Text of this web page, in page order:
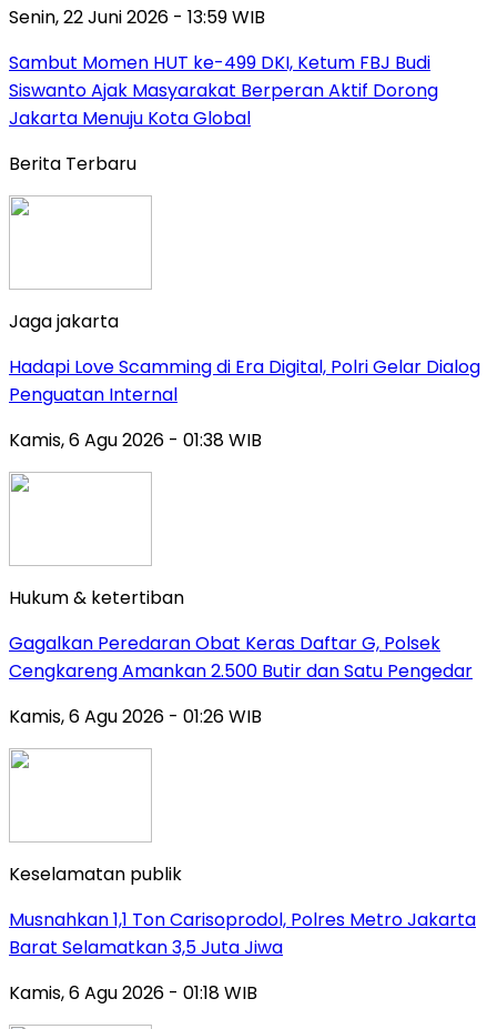
Senin, 22 Juni 2026 - 13:59 WIB
Sambut Momen HUT ke-499 DKI, Ketum FBJ Budi
Siswanto Ajak Masyarakat Berperan Aktif Dorong
Jakarta Menuju Kota Global
Berita Terbaru
Jaga jakarta
Hadapi Love Scamming di Era Digital, Polri Gelar Dialog
Penguatan Internal
Kamis, 6 Agu 2026 - 01:38 WIB
Hukum & ketertiban
Gagalkan Peredaran Obat Keras Daftar G, Polsek
Cengkareng Amankan 2.500 Butir dan Satu Pengedar
Kamis, 6 Agu 2026 - 01:26 WIB
Keselamatan publik
Musnahkan 1,1 Ton Carisoprodol, Polres Metro Jakarta
Barat Selamatkan 3,5 Juta Jiwa
Kamis, 6 Agu 2026 - 01:18 WIB